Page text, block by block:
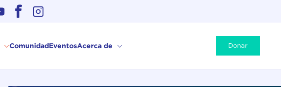
ComunidadEventosAcerca de Donar